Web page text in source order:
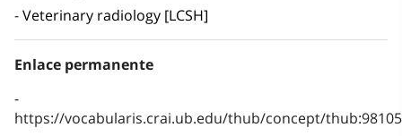
Veterinary radiology [LCSH]
Enlace permanente
https://vocabularis.crai.ub.edu/thub/concept/